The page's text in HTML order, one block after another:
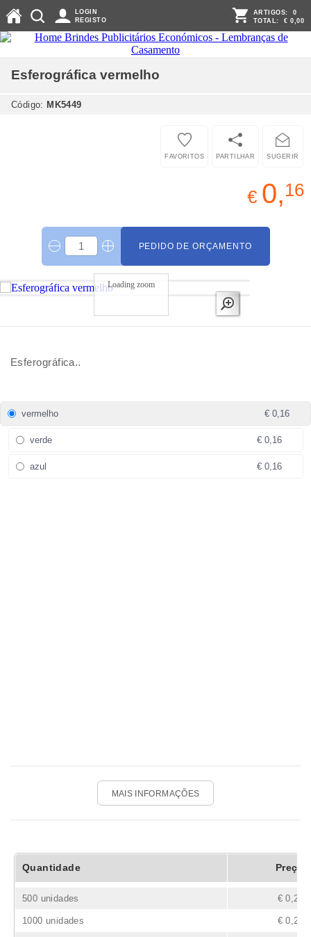
LOGIN
REGISTO
ARTIGOS: 0
TOTAL: € 0,00
Esferográfica vermelho
Código: MK5449
SUGERIR
PARTILHAR
FAVORITOS
€ 0,16
PEDIDO DE ORÇAMENTO
Loading zoom
Esferográfica..
vermelho € 0,16
verde € 0,16
azul € 0,16
MAIS INFORMAÇÕES
Quantidade Preço
500 unidades € 0,26
1000 unidades € 0,21